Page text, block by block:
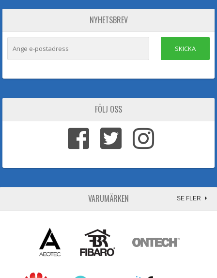
NYHETSBREV
SKICKA
FÖLJ OSS
VARUMÄRKEN SE FLER